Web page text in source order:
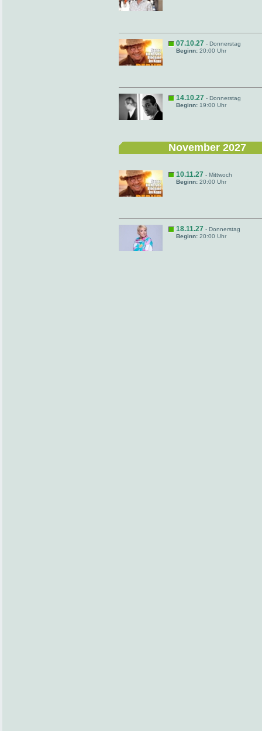
07.10.27 - Donnerstag
Beginn: 20:00 Uhr
14.10.27 - Donnerstag
Beginn: 19:00 Uhr
November 2027
10.11.27 - Mittwoch
Beginn: 20:00 Uhr
18.11.27 - Donnerstag
Beginn: 20:00 Uhr